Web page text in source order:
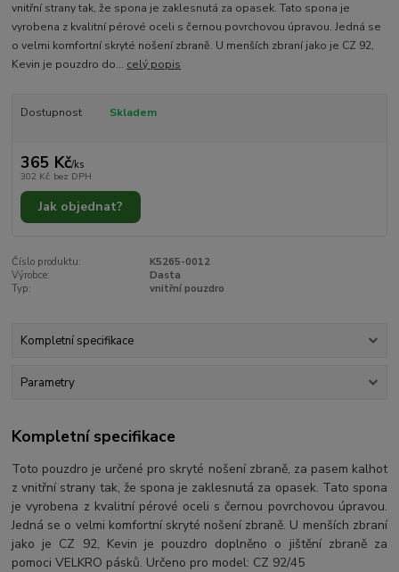
vnitřní strany tak, že spona je zaklesnutá za opasek. Tato spona je
vyrobena z kvalitní pérové oceli s černou povrchovou úpravou. Jedná se
o velmi komfortní skryté nošení zbraně. U menších zbraní jako je CZ 92,
Kevin je pouzdro do... celý popis
Dostupnost Skladem
365 Kč/ks
302 Kč bez DPH
Jak objednat?
Číslo produktu:
K5265-0012
Výrobce:
Dasta
Typ:
vnitřní pouzdro
Kompletní specifikace
Parametry
Kompletní specifikace
Toto pouzdro je určené pro skryté nošení zbraně, za pasem kalhot
z vnitřní strany tak, že spona je zaklesnutá za opasek. Tato spona
je vyrobena z kvalitní pérové oceli s černou povrchovou úpravou.
Jedná se o velmi komfortní skryté nošení zbraně. U menších zbraní
jako je CZ 92, Kevin je pouzdro doplněno o jištění zbraně za
pomoci VELKRO pásků. Určeno pro model: CZ 92/45